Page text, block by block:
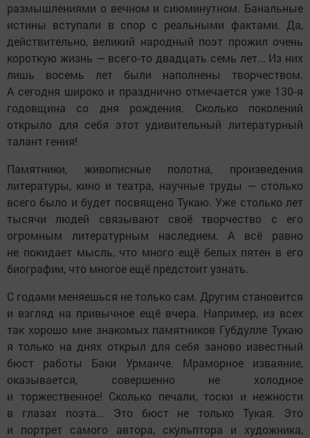
размышлениями о вечном и сиюминутном. Банальные
истины вступали в спор с реальными фактами. Да,
действительно, великий народный поэт прожил очень
короткую жизнь — всего‑то двадцать семь лет... Из них
лишь восемь лет были наполнены творчеством.
А сегодня широко и празднично отмечается уже 130‑я
годовщина со дня рождения. Сколько поколений
открыло для себя этот удивительный литературный
талант гения!
Памятники, живописные полотна, произведения
литературы, кино и театра, научные труды — столько
всего было и будет посвящено Тукаю. Уже столько лет
тысячи людей связывают своё творчество с его
огромным литературным наследием. А всё равно
не покидает мысль, что много ещё белых пятен в его
биографии, что многое ещё предстоит узнать.
С годами меняешься не только сам. Другим становится
и взгляд на привычное ещё вчера. Например, из всех
так хорошо мне знакомых памятников Губдулле Тукаю
я только на днях открыл для себя заново известный
бюст работы Баки Урманче. Мраморное изваяние,
оказывается, совершенно не холодное
и торжественное! Сколько печали, тоски и нежности
в глазах поэта... Это бюст не только Тукая. Это
и портрет самого автора, скульптора и художника,